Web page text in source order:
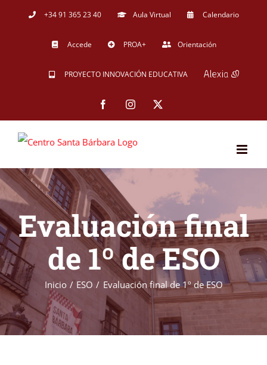
+34 91 365 23 40 Aula Virtual Calendario
Accede PROA+ Orientación
PROYECTO INNOVACIÓN EDUCATIVA
FacebookInstagram
Evaluación final
de 1º de ESO
Inicio ESO Evaluación final de 1º de ESO